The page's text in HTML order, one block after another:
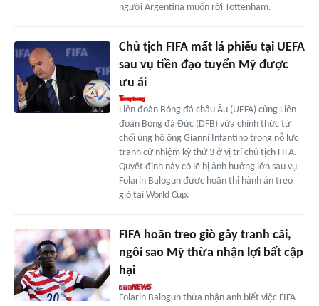
người Argentina muốn rời Tottenham.
Chủ tịch FIFA mất lá phiếu tại UEFA
sau vụ tiền đạo tuyển Mỹ được
ưu ái
Liên đoàn Bóng đá châu Âu (UEFA) cùng Liên
đoàn Bóng đá Đức (DFB) vừa chính thức từ
chối ủng hộ ông Gianni Infantino trong nỗ lực
tranh cử nhiệm kỳ thứ 3 ở vị trí chủ tịch FIFA.
Quyết định này có lẽ bị ảnh hưởng lớn sau vụ
Folarin Balogun được hoãn thi hành án treo
giò tại World Cup.
FIFA hoãn treo giò gây tranh cãi,
ngôi sao Mỹ thừa nhận lợi bất cập
hại
Folarin Balogun thừa nhận anh biết việc FIFA